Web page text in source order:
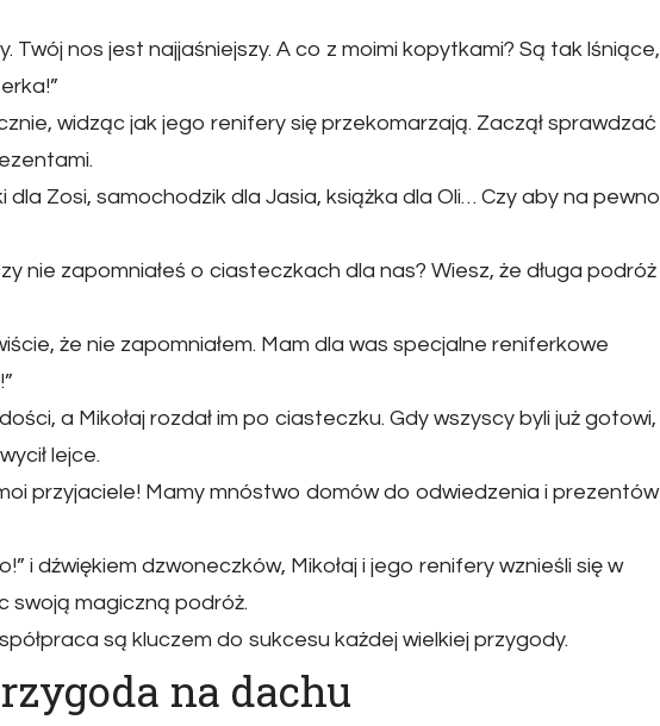
Twój nos jest najjaśniejszy. A co z moimi kopytkami? Są tak lśniące,
widząc jak jego renifery się przekomarzają. Zaczął sprawdzać
dla Zosi, samochodzik dla Jasia, książka dla Oli… Czy aby na pewno
nie zapomniałeś o ciasteczkach dla nas? Wiesz, że długa podróż
że nie zapomniałem. Mam dla was specjalne reniferkowe
a Mikołaj rozdał im po ciasteczku. Gdy wszyscy byli już gotowi,
lejce.
przyjaciele! Mamy mnóstwo domów do odwiedzenia i prezentów
i dźwiękiem dzwoneczków, Mikołaj i jego renifery wznieśli się w
swoją magiczną podróż.
są kluczem do sukcesu każdej wielkiej przygody.
na dachu